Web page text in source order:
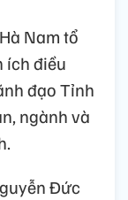
Nam tổ
ích điều
đạo Tỉnh
ngành và
Đức